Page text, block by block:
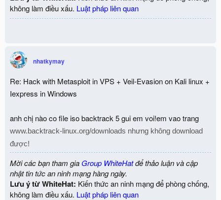
không làm điều xấu. Luật pháp liên quan
nhatkymay
Re: Hack with Metasploit in VPS + Veil-Evasion on Kali linux +
Iexpress in Windows
anh chị nào co file iso backtrack 5 gui em voi!em vao trang
www.backtrack-linux.org/downloads nhưng không download
được!
Mời các bạn tham gia Group WhiteHatđể thảo luận và cập
nhật tin tức an ninh mạng hàng ngày.
Lưu ý từ WhiteHat: Kiến thức an ninh mạng để phòng chống,
không làm điều xấu. Luật pháp liên quan